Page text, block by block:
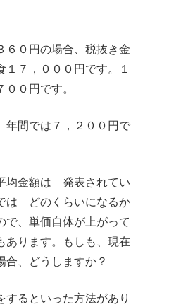
６０円の場合、税抜き金
７，０００円です。１
０円です。
年間では７，２００円で
均金額は 発表されてい
は どのくらいになるか
で、単価自体が上がって
あります。もしも、現在
合、どうしますか？
るといった方法があり